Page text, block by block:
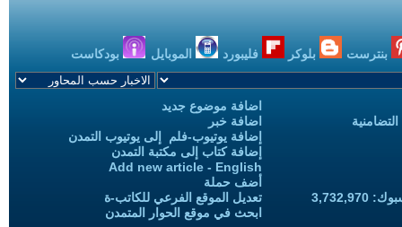
بنترست بلوكر فليبورد الموبايل بودكاست
اضافة موضوع جديد
اضافة خبر
إضافة يوتيوب-فلم إلى يوتيوب التمدن
إضافة كتاب إلى مكتبة التمدن
Add new article - English
أضف حملة
تعديل الموقع الفرعي للكاتب-ة
ابحث في موقع الحوار المتمدن